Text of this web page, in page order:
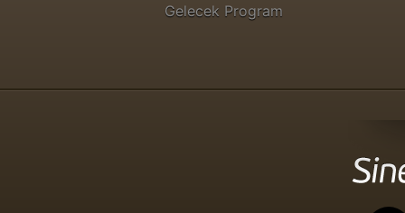
Gelecek Program